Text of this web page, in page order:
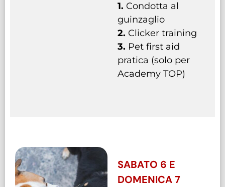
1. Condotta al
guinzaglio
2. Clicker training
3. Pet first aid
pratica (solo per
Academy TOP)
SABATO 6 E
DOMENICA 7